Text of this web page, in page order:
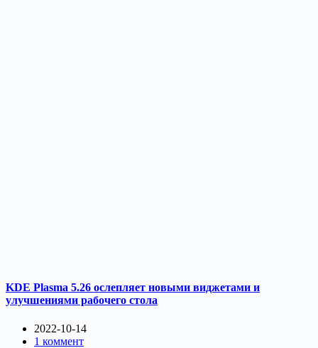
KDE Plasma 5.26 ослепляет новыми виджетами и
улучшениями рабочего стола
2022-10-14
1 коммент